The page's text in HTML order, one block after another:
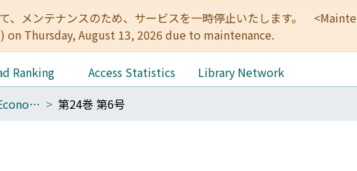
、メンテナンスのため、サービスを一時停止いたします。
Thursday, August 13, 2026 due to maintenance.
Ranking Access Statistics
Library Network
Keizai-ronsō : The Economic Review 第24巻 第6号